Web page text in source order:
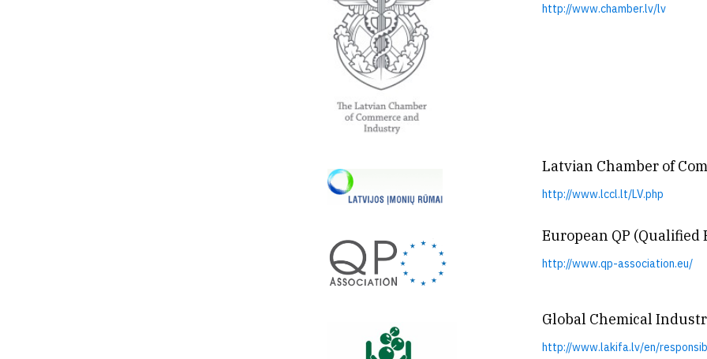
http://www.chamber.lv/lv
Latvian Chamber of
http://www.lccl.lt/LV.php
European QP (Qualified
http://www.qp-association.eu/
Global Chemical
http://www.lakifa.lv/en/